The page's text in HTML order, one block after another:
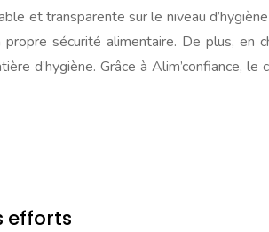
et transparente sur le niveau
sécurité alimentaire. De plus, en
d’hygiène. Grâce à Alim’confiance,
efforts